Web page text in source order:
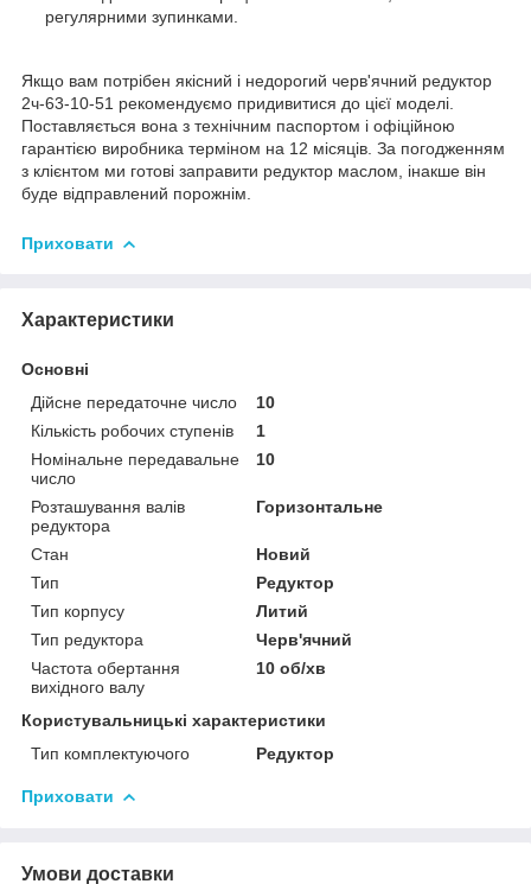
регулярними зупинками.
Якщо вам потрібен якісний і недорогий черв'ячний редуктор
2ч-63-10-51 рекомендуємо придивитися до цієї моделі.
Поставляється вона з технічним паспортом і офіційною
гарантією виробника терміном на 12 місяців. За погодженням
з клієнтом ми готові заправити редуктор маслом, інакше він
буде відправлений порожнім.
Приховати
Характеристики
Основні
Дійсне передаточне число
10
Кількість робочих ступенів
1
Номінальне передавальне
число
10
Розташування валів
редуктора
Горизонтальне
Стан
Новий
Тип
Редуктор
Тип корпусу
Литий
Тип редуктора
Черв'ячний
Частота обертання
вихідного валу
10 об/хв
Користувальницькі характеристики
Тип комплектуючого
Редуктор
Приховати
Умови доставки